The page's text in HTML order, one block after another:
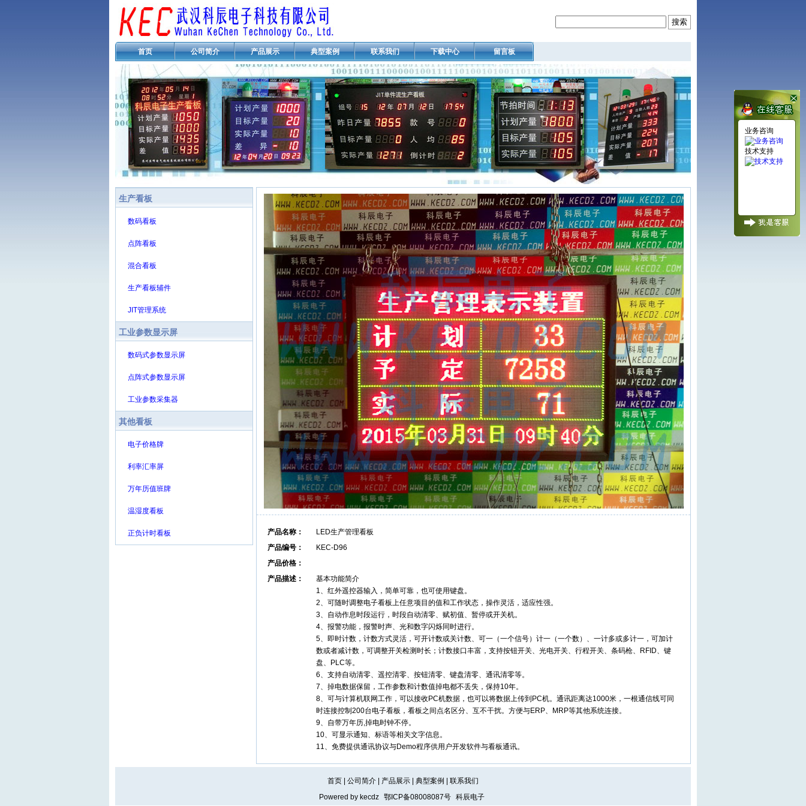
首页 公司简介 产品展示 典型案例 联系我们 下载中心 留言板
生产看板
数码看板
点阵看板
混合看板
生产看板辅件
JIT管理系统
工业参数显示屏
数码式参数显示屏
点阵式参数显示屏
工业参数采集器
其他看板
电子价格牌
利率汇率屏
万年历值班牌
温湿度看板
正负计时看板 产品名称：
LED生产管理看板
产品编号：
KEC-D96
产品价格：
产品描述：
基本功能简介
1、红外遥控器输入，简单可靠，也可使用键盘。
2、可随时调整电子看板上任意项目的值和工作状态，操作灵活，适应性强。
3、自动作息时段运行，时段自动清零、赋初值、暂停或开关机。
4、报警功能，报警时声、光和数字闪烁同时进行。
5、即时计数，计数方式灵活，可开计数或关计数、可一（一个信号）计一（一个数）、一计多或多计一，可加计
数或者减计数，可调整开关检测时长；计数接口丰富，支持按钮开关、光电开关、行程开关、条码枪、RFID、键
盘、PLC等。
6、支持自动清零、遥控清零、按钮清零、键盘清零、通讯清零等。
7、掉电数据保留，工作参数和计数值掉电都不丢失，保持10年。
8、可与计算机联网工作，可以接收PC机数据，也可以将数据上传到PC机。通讯距离达1000米，一根通信线可同
时连接控制200台电子看板，看板之间点名区分、互不干扰。方便与ERP、MRP等其他系统连接。
9、自带万年历,掉电时钟不停。
10、可显示通知、标语等相关文字信息。
11、免费提供通讯协议与Demo程序供用户开发软件与看板通讯。
首页 公司简介 产品展示 典型案例
联系我们
Powered by kecdz 鄂ICP备08008087号 科辰电子
业务咨询
技术支持